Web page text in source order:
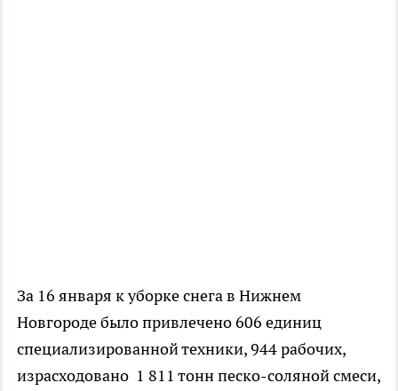
За 16 января к уборке снега в Нижнем
Новгороде было привлечено 606 единиц
специализированной техники, 944 рабочих,
израсходовано 1 811 тонн песко-соляной смеси,